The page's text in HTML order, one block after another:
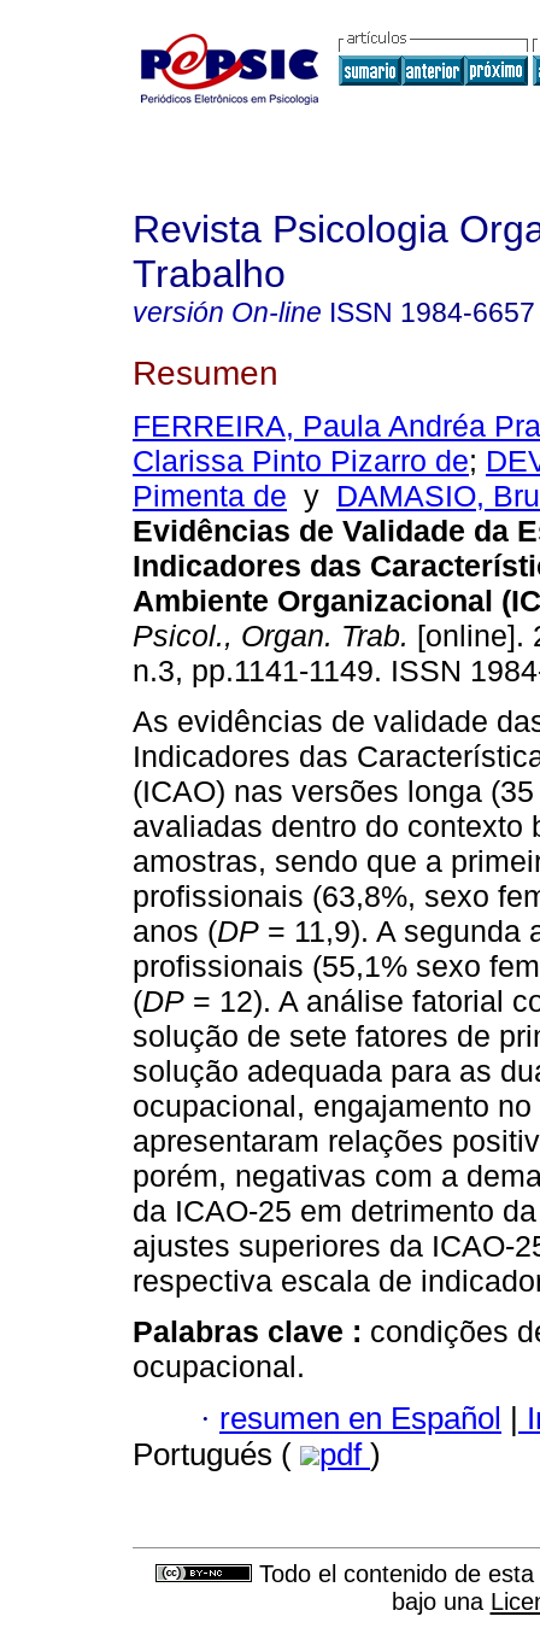
Revista Psicologia
Trabalho
versión On-line ISSN 1984-6657
Resumen
FERREIRA, Paula Andréa
Clarissa Pinto Pizarro de;
Pimenta de y DAMASIO,
Evidências de Validade da
Indicadores das
Ambiente Organizacional
Psicol., Organ. Trab. [online].
n.3, pp.1141-1149. ISSN
As evidências de validade
Indicadores das
(ICAO) nas versões longa
avaliadas dentro do contexto
amostras, sendo que a
profissionais (63,8%, sexo
anos (DP = 11,9). A segunda
profissionais (55,1% sexo
(DP = 12). A análise fatorial
solução de sete fatores de
solução adequada para as
ocupacional, engajamento
apresentaram relações
porém, negativas com a
da ICAO-25 em detrimento
ajustes superiores da ICAO-
respectiva escala de
Palabras clave : condições
ocupacional.
· resumen en Español |
Portugués (
pdf )
Todo el contenido de
bajo una